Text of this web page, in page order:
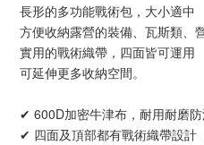
長形的多功能戰術包，大小適中
方便收納露營的裝備、瓦斯類
實用的戰術織帶，四面皆可運用
可延伸更多收納空間。
✔ 600D加密牛津布，耐用耐磨
✔ 四面及頂部都有戰術織帶設計